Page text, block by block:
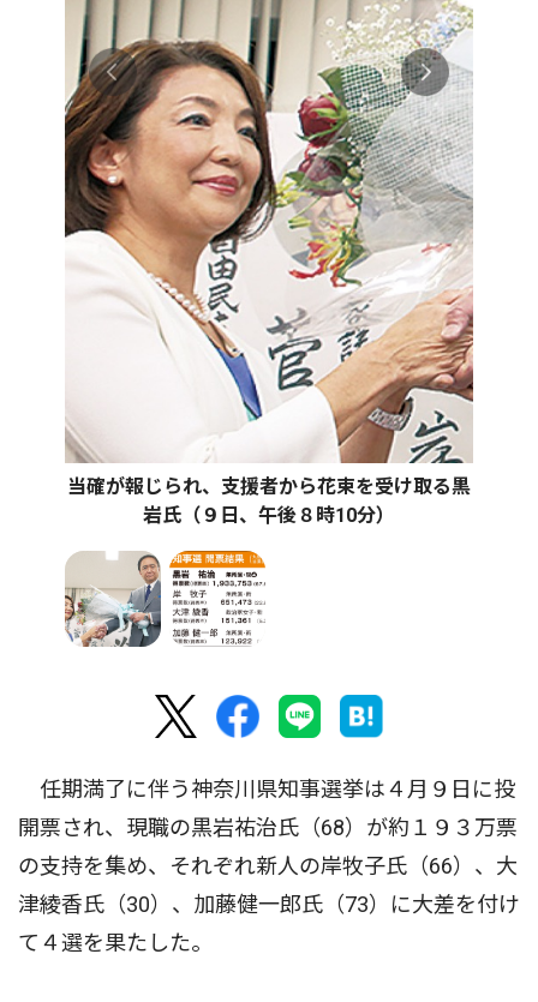
当確が報じられ、支援者から花束を受け取る黒
岩氏（９日、午後８時10分）
任期満了に伴う神奈川県知事選挙は４月９日に投
開票され、現職の黒岩祐治氏（68）が約１９３万票
の支持を集め、それぞれ新人の岸牧子氏（66）、大
津綾香氏（30）、加藤健一郎氏（73）に大差を付け
て４選を果たした。